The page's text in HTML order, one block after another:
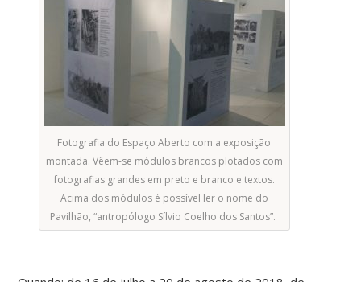
Fotografia do Espaço Aberto com a exposição
montada. Vêem-se módulos brancos plotados com
fotografias grandes em preto e branco e textos.
Acima dos módulos é possível ler o nome do
Pavilhão, “antropólogo Sílvio Coelho dos Santos”.